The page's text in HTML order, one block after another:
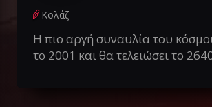
Κολάζ
Η πιο αργή συναυλία του
το 2001 και θα τελειώσει το